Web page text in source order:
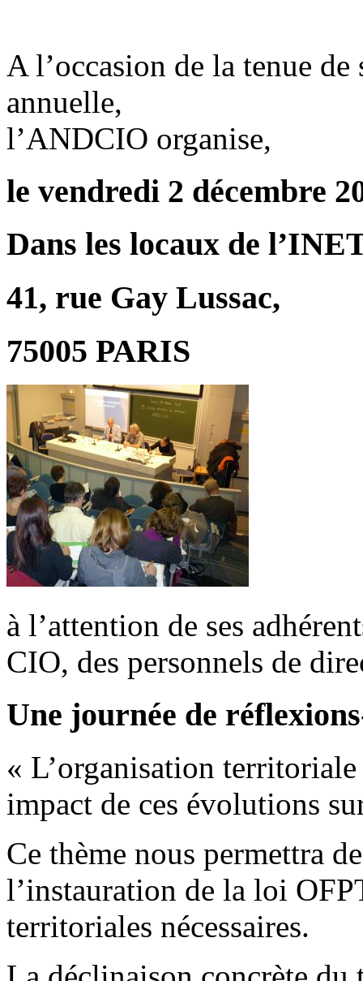
A l’occasion de la tenue de
annuelle,
l’ANDCIO organise,
le vendredi 2 décembre
Dans les locaux de
41, rue Gay Lussac,
75005 PARIS
à l’attention de ses
CIO, des personnels de
Une journée de
« L’organisation
impact de ces évolutions
Ce thème nous permettra
l’instauration de la loi
territoriales nécessaires.